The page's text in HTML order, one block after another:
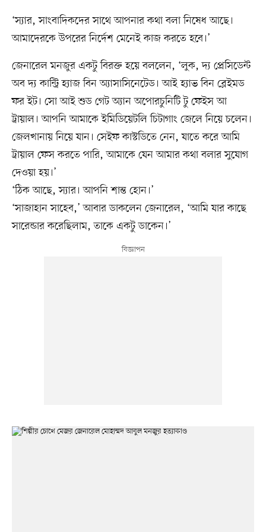
‘স্যার, সাংবাদিকদের সাথে আপনার কথা বলা নিষেধ আছে।
আমাদেরকে উপরের নির্দেশ মেনেই কাজ করতে হবে।’
জেনারেল মনজুর একটু বিরক্ত হয়ে বললেন, ‘লুক, দ্য প্রেসিডেন্ট
অব দ্য কান্ট্রি হ্যাজ বিন অ্যাসাসিনেটেড। আই হ্যাভ বিন ব্লেইমড
ফর ইট। সো আই শুড গেট অ্যান অপোরচুনিটি টু ফেইস আ
ট্রায়াল। আপনি আমাকে ইমিডিয়েটলি চিটাগাং জেলে নিয়ে চলেন।
জেলখানায় নিয়ে যান। সেইফ কাস্টডিতে নেন, যাতে করে আমি
ট্রায়াল ফেস করতে পারি, আমাকে যেন আমার কথা বলার সুযোগ
দেওয়া হয়।’
‘ঠিক আছে, স্যার। আপনি শান্ত হোন।’
‘সাজাহান সাহেব,’ আবার ডাকলেন জেনারেল, ‘আমি যার কাছে
সারেন্ডার করেছিলাম, তাকে একটু ডাকেন।’